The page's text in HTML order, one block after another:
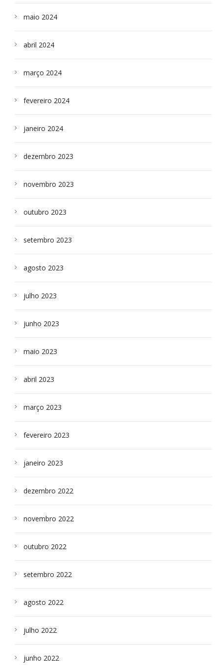
maio 2024
abril 2024
março 2024
fevereiro 2024
janeiro 2024
dezembro 2023
novembro 2023
outubro 2023
setembro 2023
agosto 2023
julho 2023
junho 2023
maio 2023
abril 2023
março 2023
fevereiro 2023
janeiro 2023
dezembro 2022
novembro 2022
outubro 2022
setembro 2022
agosto 2022
julho 2022
junho 2022